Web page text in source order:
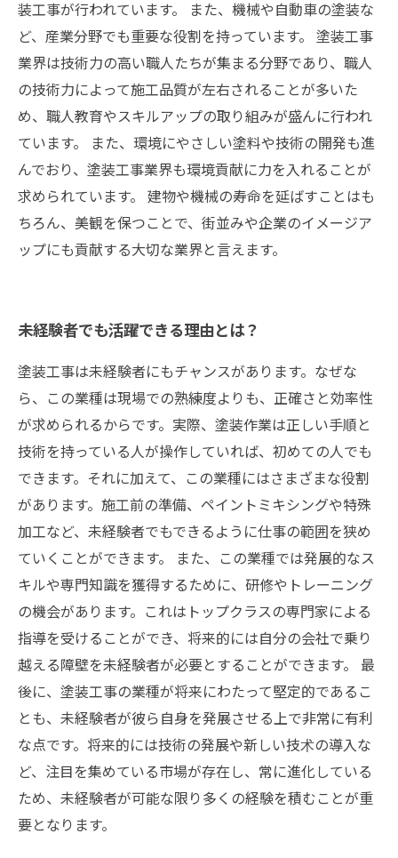
装工事が行われています。 また、機械や自動車の塗装な
ど、産業分野でも重要な役割を持っています。 塗装工事
業界は技術力の高い職人たちが集まる分野であり、職人
の技術力によって施工品質が左右されることが多いた
め、職人教育やスキルアップの取り組みが盛んに行われ
ています。 また、環境にやさしい塗料や技術の開発も進
んでおり、塗装工事業界も環境貢献に力を入れることが
求められています。 建物や機械の寿命を延ばすことはも
ちろん、美観を保つことで、街並みや企業のイメージア
ップにも貢献する大切な業界と言えます。
未経験者でも活躍できる理由とは？
塗装工事は未経験者にもチャンスがあります。なぜな
ら、この業種は現場での熟練度よりも、正確さと効率性
が求められるからです。実際、塗装作業は正しい手順と
技術を持っている人が操作していれば、初めての人でも
できます。それに加えて、この業種にはさまざまな役割
があります。施工前の準備、ペイントミキシングや特殊
加工など、未経験者でもできるように仕事の範囲を狭め
ていくことができます。 また、この業種では発展的なス
キルや専門知識を獲得するために、研修やトレーニング
の機会があります。これはトップクラスの専門家による
指導を受けることができ、将来的には自分の会社で乗り
越える障壁を未経験者が必要とすることができます。 最
後に、塗装工事の業種が将来にわたって堅定的であるこ
とも、未経験者が彼ら自身を発展させる上で非常に有利
な点です。将来的には技術の発展や新しい技术の導入な
ど、注目を集めている市場が存在し、常に進化している
ため、未経験者が可能な限り多くの経験を積むことが重
要となります。